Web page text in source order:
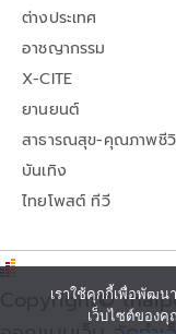
ต่างประเทศ
อาชญากรรม
X-CITE
ยานยนต์
สาธารณสุข-คุณภาพชี
บันเทิง
ไทยโพสต์ ทีวี
Copyright©
เราใช้คุกกี้เพื่อพัฒ
เว็บไซต์ของ